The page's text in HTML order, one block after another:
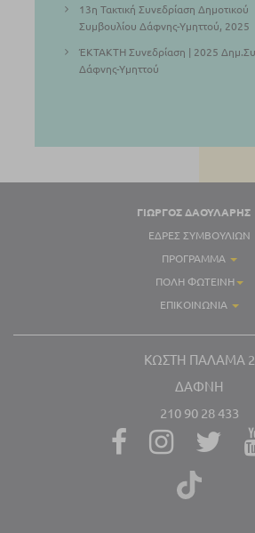
13η Τακτική Συνεδρίαση Δημοτικού
Συμβουλίου Δάφνης-Υμηττού, 2025
ΈΚΤΑΚΤΗ Συνεδρίαση | 2025
Δάφνης-Υμηττού
ΓΙΏΡΓΟΣ ΔΑΟΥΛΑΡΗΣ
ΈΔΡΕΣ ΣΥΜΒΟΥΛΊΩΝ
ΠΡΌΓΡΑΜΜΑ
ΠΌΛΗ ΦΩΤΕΙΝΉ
ΕΠΙΚΟΙΝΩΝΊΑ
ΚΩΣΤΉ ΠΑΛΑΜΑ 2
ΔΆΦΝΗ
210 90 28 433